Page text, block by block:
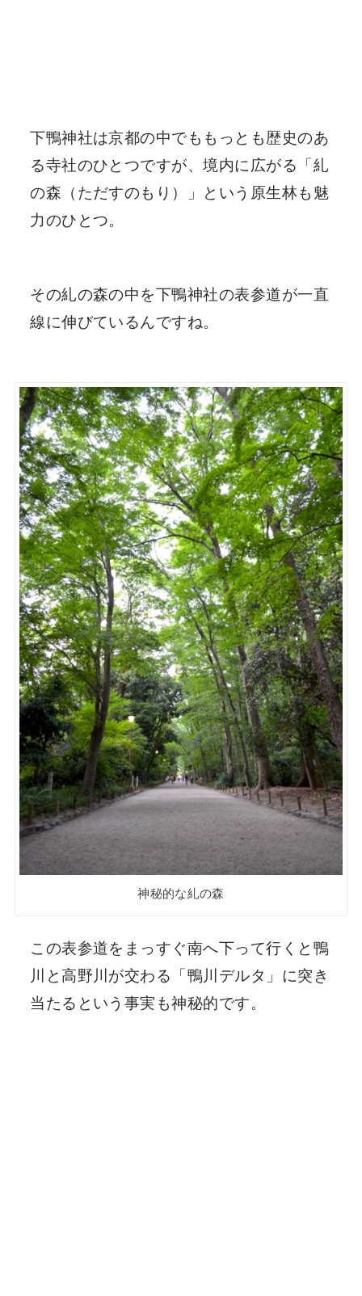
下鴨神社は京都の中でももっとも歴史のあ
る寺社のひとつですが、境内に広がる「糺
の森（ただすのもり）」という原生林も魅
力のひとつ。
その糺の森の中を下鴨神社の表参道が一直
線に伸びているんですね。
神秘的な糺の森
この表参道をまっすぐ南へ下って行くと鴨
川と高野川が交わる「鴨川デルタ」に突き
当たるという事実も神秘的です。